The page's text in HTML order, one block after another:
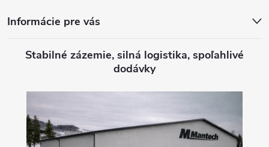
Informácie pre vás
Stabilné zázemie, silná logistika, spoľahlivé
dodávky